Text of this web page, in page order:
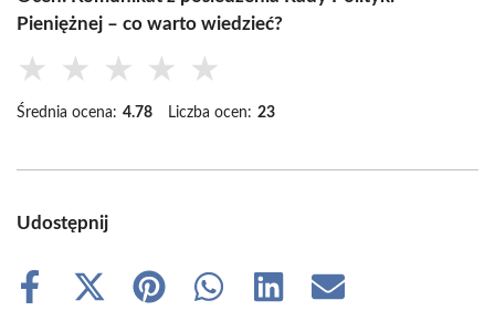
Pieniężnej – co warto wiedzieć?
★ ★ ★ ★ ★
Średnia ocena: 4.78 Liczba ocen: 23
Udostępnij
Share
Share
Share
Share
Share
Share